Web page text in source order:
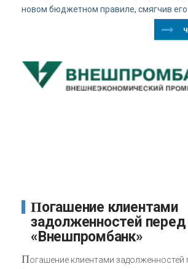
новом бюджетном правиле, смягчив
Погашение клиентами
задолженностей
«Внешпромбанк»
Погашение клиентами задолженностей